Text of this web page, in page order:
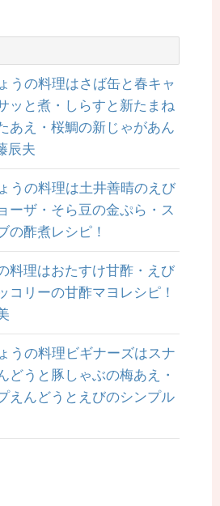
うの料理はさば缶と春キャ
ッと煮・しらすと新たまね
あえ・桜鯛の新じゃがあん
辰夫
うの料理は土井善晴のえび
ーザ・そら豆の金ぷら・ス
の酢煮レシピ！
料理はおたすけ甘酢・えび
コリーの甘酢マヨレシピ！
うの料理ビギナーズはスナ
どうと豚しゃぶの梅あえ・
えんどうとえびのシンプル